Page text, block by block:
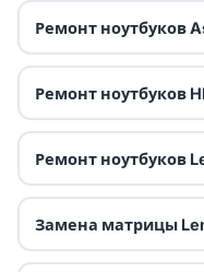
Ремонт ноутбуков
Ремонт ноутбуков
Ремонт ноутбуков
Замена матрицы